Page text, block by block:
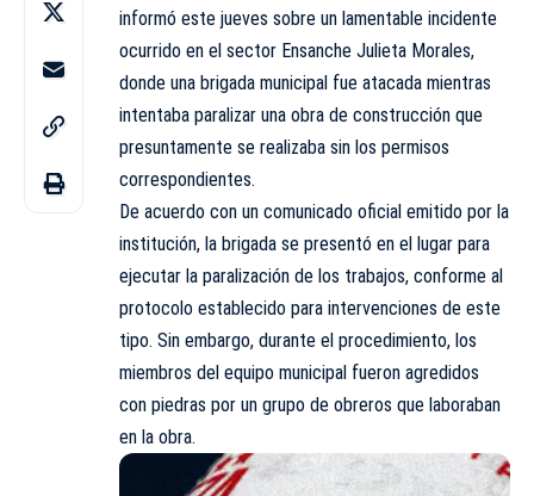
informó este jueves sobre un lamentable incidente
ocurrido en el sector Ensanche Julieta Morales,
donde una brigada municipal fue atacada mientras
intentaba paralizar una obra de construcción que
presuntamente se realizaba sin los permisos
correspondientes.
De acuerdo con un comunicado oficial emitido por la
institución, la brigada se presentó en el lugar para
ejecutar la paralización de los trabajos, conforme al
protocolo establecido para intervenciones de este
tipo. Sin embargo, durante el procedimiento, los
miembros del equipo municipal fueron agredidos
con piedras por un grupo de obreros que laboraban
en la obra.